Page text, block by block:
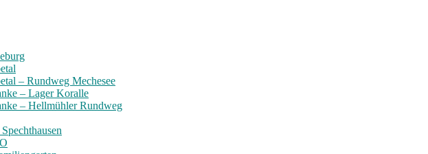
– Rundweg Mechesee
– Lager Koralle
– Hellmühler Rundweg